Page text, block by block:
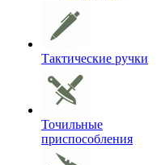
Тактические ручки
Точильные
приспособления